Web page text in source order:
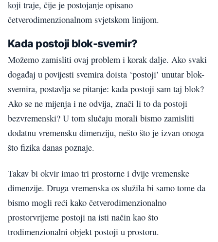
koji traje, čije je postojanje opisano
četverodimenzionalnom svjetskom linijom.
Kada postoji blok-svemir?
Možemo zamisliti ovaj problem i korak dalje. Ako svaki
događaj u povijesti svemira doista ‘postoji’ unutar blok-
svemira, postavlja se pitanje: kada postoji sam taj blok?
Ako se ne mijenja i ne odvija, znači li to da postoji
bezvremenski? U tom slučaju morali bismo zamisliti
dodatnu vremensku dimenziju, nešto što je izvan onoga
što fizika danas poznaje.
Takav bi okvir imao tri prostorne i dvije vremenske
dimenzije. Druga vremenska os služila bi samo tome da
bismo mogli reći kako četverodimenzionalno
prostorvrijeme postoji na isti način kao što
trodimenzionalni objekt postoji u prostoru.